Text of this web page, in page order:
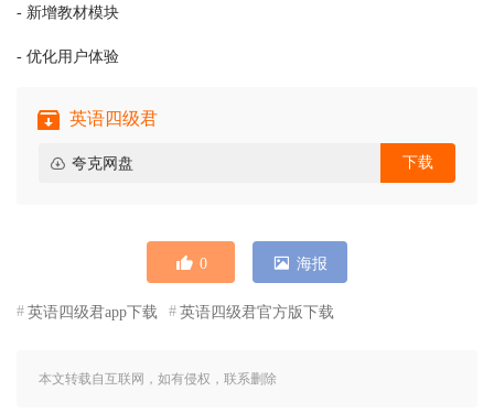
- 新增教材模块
- 优化用户体验
英语四级君
夸克网盘 下载
0 海报
英语四级君app下载 英语四级君官方版下载
本文转载自互联网，如有侵权，联系删除